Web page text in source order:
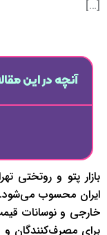
[…]
آنچه در این
بازار پتو و روتختی
ایران محسوب
خارجی و نوسانات
برای مصرف‌کنندگان و